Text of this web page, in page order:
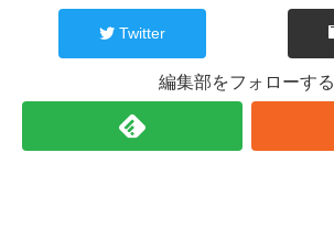
Twitter
編集部をフォローする